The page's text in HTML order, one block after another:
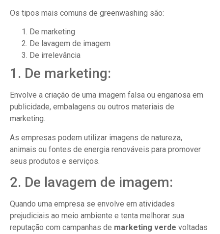
Os tipos mais comuns de greenwashing são:
De marketing
De lavagem de imagem
De irrelevância
1. De marketing:
Envolve a criação de uma imagem falsa ou enganosa em
publicidade, embalagens ou outros materiais de
marketing.
As empresas podem utilizar imagens de natureza,
animais ou fontes de energia renováveis para promover
seus produtos e serviços.
2. De lavagem de imagem:
Quando uma empresa se envolve em atividades
prejudiciais ao meio ambiente e tenta melhorar sua
reputação com campanhas de marketing verde voltadas